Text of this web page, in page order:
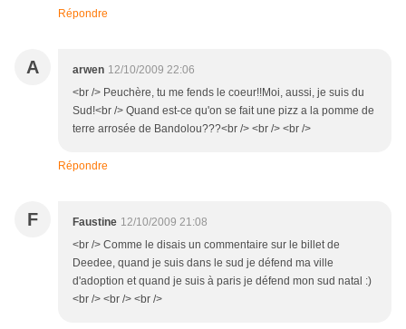
Répondre
A arwen 12/10/2009 22:06
<br /> Peuchère, tu me fends le coeur!!Moi, aussi, je suis du
Sud!<br /> Quand est-ce qu'on se fait une pizz a la pomme de
terre arrosée de Bandolou???<br /> <br /> <br />
Répondre
F Faustine 12/10/2009 21:08
<br /> Comme le disais un commentaire sur le billet de
Deedee, quand je suis dans le sud je défend ma ville
d'adoption et quand je suis à paris je défend mon sud natal :)
<br /> <br /> <br />